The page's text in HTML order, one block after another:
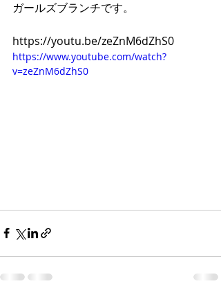
ガールズブランチです。
https://youtu.be/zeZnM6dZhS0
https://www.youtube.com/watch?
v=zeZnM6dZhS0